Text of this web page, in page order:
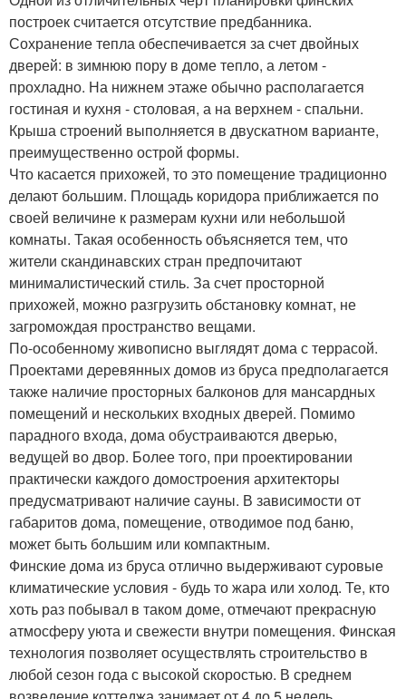
построек считается отсутствие предбанника.
Сохранение тепла обеспечивается за счет двойных
дверей: в зимнюю пору в доме тепло, а летом -
прохладно. На нижнем этаже обычно располагается
гостиная и кухня - столовая, а на верхнем - спальни.
Крыша строений выполняется в двускатном варианте,
преимущественно острой формы.
Что касается прихожей, то это помещение традиционно
делают большим. Площадь коридора приближается по
своей величине к размерам кухни или небольшой
комнаты. Такая особенность объясняется тем, что
жители скандинавских стран предпочитают
минималистический стиль. За счет просторной
прихожей, можно разгрузить обстановку комнат, не
загромождая пространство вещами.
По-особенному живописно выглядят дома с террасой.
Проектами деревянных домов из бруса предполагается
также наличие просторных балконов для мансардных
помещений и нескольких входных дверей. Помимо
парадного входа, дома обустраиваются дверью,
ведущей во двор. Более того, при проектировании
практически каждого домостроения архитекторы
предусматривают наличие сауны. В зависимости от
габаритов дома, помещение, отводимое под баню,
может быть большим или компактным.
Финские дома из бруса отлично выдерживают суровые
климатические условия - будь то жара или холод. Те, кто
хоть раз побывал в таком доме, отмечают прекрасную
атмосферу уюта и свежести внутри помещения. Финская
технология позволяет осуществлять строительство в
любой сезон года с высокой скоростью. В среднем